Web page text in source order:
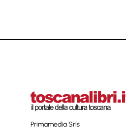
Primamedia Srls